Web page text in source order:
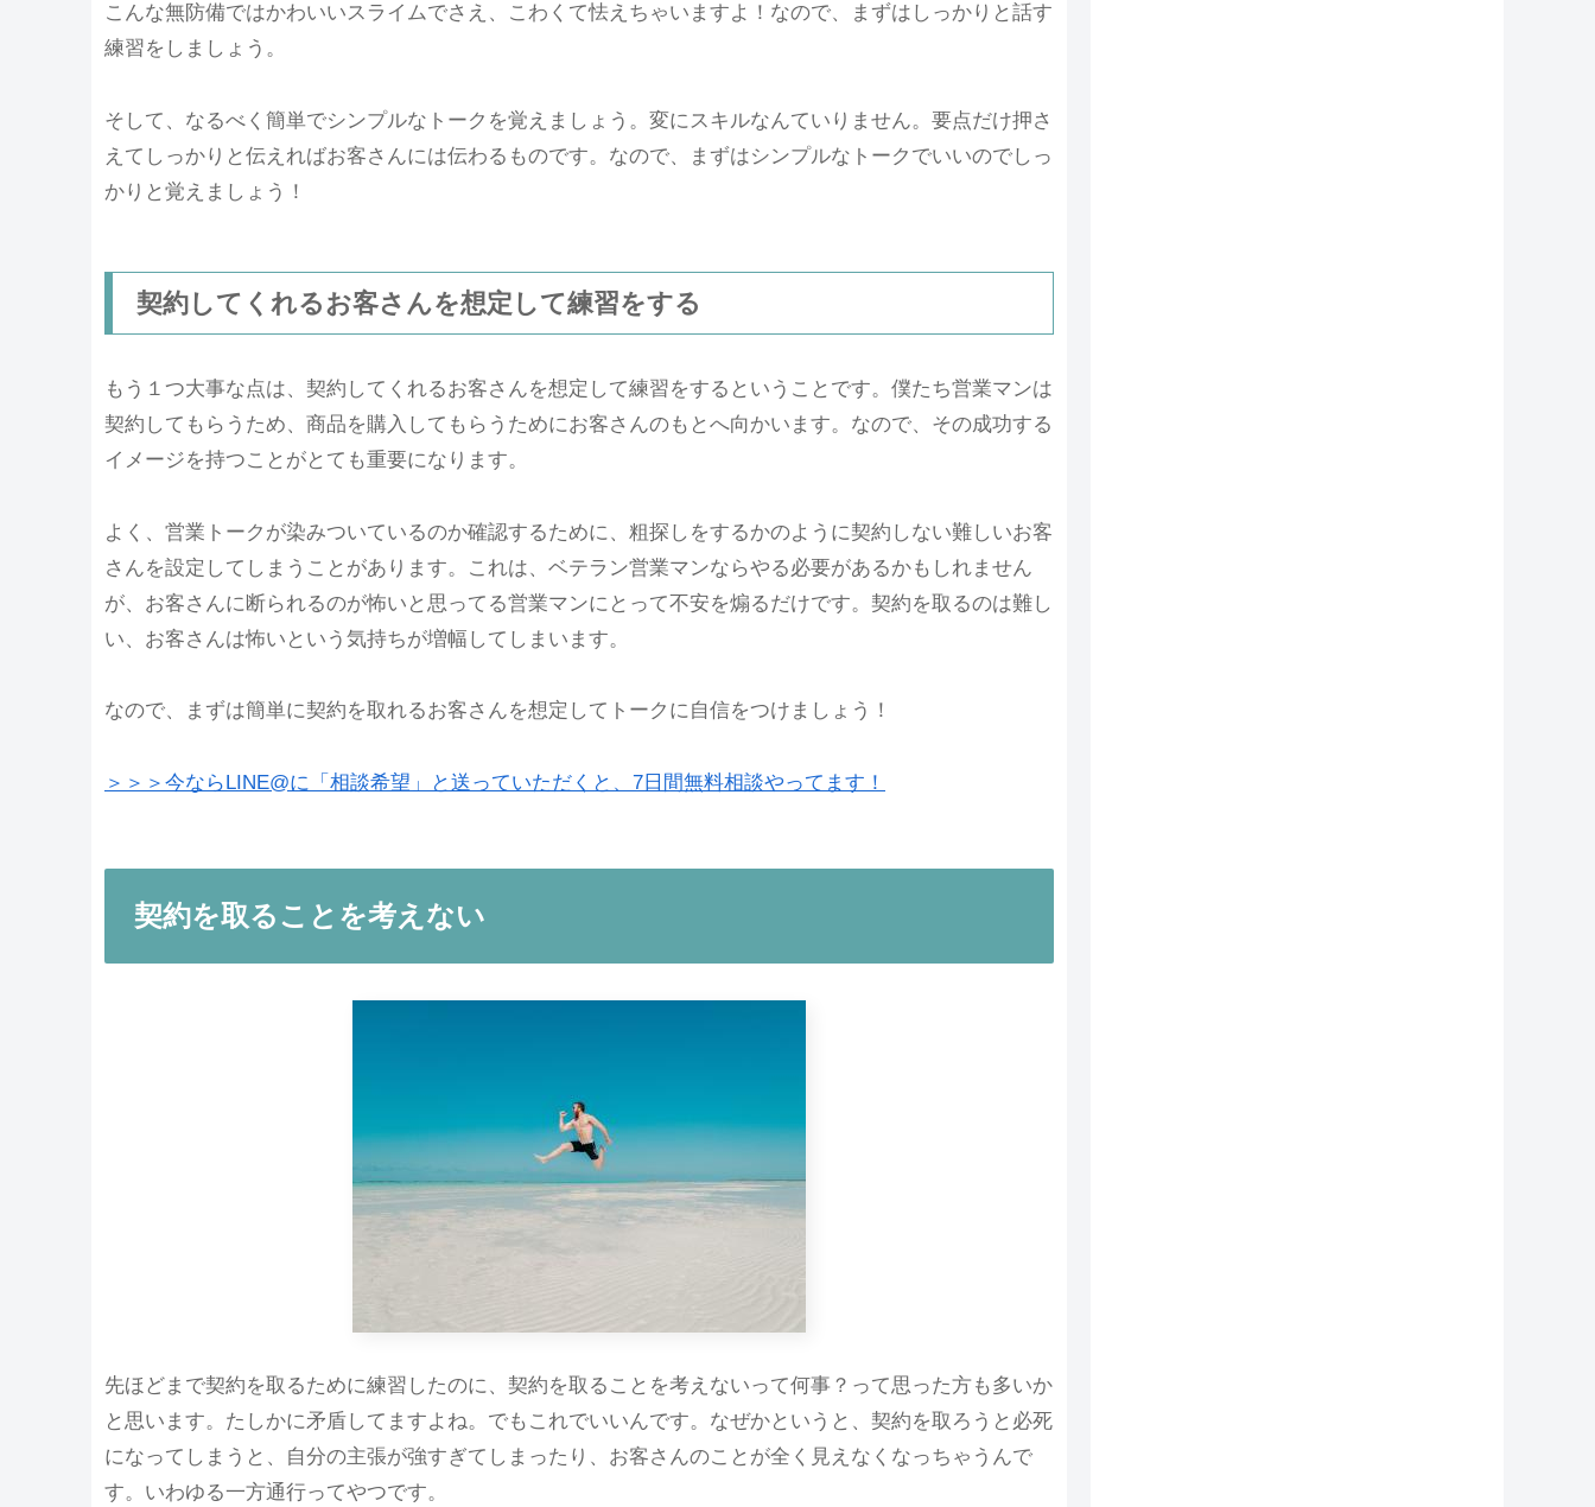
こんな無防備ではかわいいスライムでさえ、こわくて怯えちゃいますよ！なので、まずはしっかりと話す
練習をしましょう。
そして、なるべく簡単でシンプルなトークを覚えましょう。変にスキルなんていりません。要点だけ押さ
えてしっかりと伝えればお客さんには伝わるものです。なので、まずはシンプルなトークでいいのでしっ
かりと覚えましょう！
契約してくれるお客さんを想定して練習をする
もう１つ大事な点は、契約してくれるお客さんを想定して練習をするということです。僕たち営業マンは
契約してもらうため、商品を購入してもらうためにお客さんのもとへ向かいます。なので、その成功する
イメージを持つことがとても重要になります。
よく、営業トークが染みついているのか確認するために、粗探しをするかのように契約しない難しいお客
さんを設定してしまうことがあります。これは、ベテラン営業マンならやる必要があるかもしれません
が、お客さんに断られるのが怖いと思ってる営業マンにとって不安を煽るだけです。契約を取るのは難し
い、お客さんは怖いという気持ちが増幅してしまいます。
なので、まずは簡単に契約を取れるお客さんを想定してトークに自信をつけましょう！
＞＞＞今ならLINE@に「相談希望」と送っていただくと、7日間無料相談やってます！
契約を取ることを考えない
先ほどまで契約を取るために練習したのに、契約を取ることを考えないって何事？って思った方も多いか
と思います。たしかに矛盾してますよね。でもこれでいいんです。なぜかというと、契約を取ろうと必死
になってしまうと、自分の主張が強すぎてしまったり、お客さんのことが全く見えなくなっちゃうんで
す。いわゆる一方通行ってやつです。